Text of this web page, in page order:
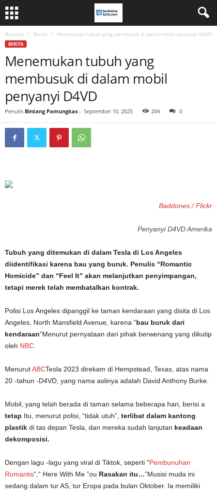
Beranda Berita Menemukan tubuh yang membusuk di dalam mobil penyanyi D4VD
BERITA
Menemukan tubuh yang
membusuk di dalam mobil
penyanyi D4VD
Penulis Bintang Pamungkas - September 10, 2025 204 0
Baddones / Flickr
Penyanyi D4VD Amerika
Tubuh yang ditemukan di dalam Tesla di Los Angeles
diidentifikasi karena bau yang buruk. Penulis “Romantic
Homicide” dan “Feel It” akan melanjutkan penyimpangan,
tetapi merek telah membatalkan kontrak.
Polisi Los Angeles dipanggil ke taman kendaraan yang disita di Los
Angeles, North Mansfield Avenue, karena “bau buruk dari
kendaraan“Menurut pernyataan dari pihak berwenang yang dikutip
oleh NBC
MenurutABCTesla 2023 direkam di Hempstead, Texas, atas nama
20 -tahun -D4VD, yang nama aslinya adalah David Anthony Burke.
Mobil, yang telah berada di taman selama beberapa hari, berisi a
tetap Itu, menurut polisi, “tidak utuh”, terlibat dalam kantong
plastik di tas depan Tesla, dan mereka sudah lanjutan keadaan
dekomposisi.
Dengan lagu -lagu yang viral di Tiktok, seperti “Pembunuhan
Romantis“,“ Here With Me ”ou Rasakan itu…“Musisi muda ini
sedang dalam tur AS, tur Eropa pada bulan Oktober. Ia memiliki